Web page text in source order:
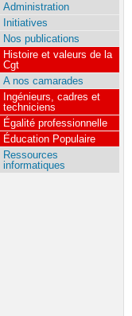
Administration
Initiatives
Nos publications
Histoire et valeurs de la
Cgt
A nos camarades
Ingénieurs, cadres et
techniciens
Égalité professionnelle
Éducation Populaire
Ressources
informatiques